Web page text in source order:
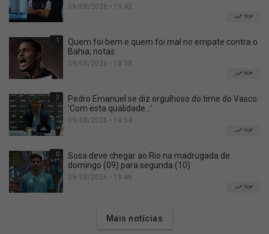
09/08/2026 • 19:42
TOP
1
Quem foi bem e quem foi mal no empate contra o
Bahia; notas
09/08/2026 • 18:38
TOP
2
Pedro Emanuel se diz orgulhoso do time do Vasco:
'Com esta qualidade...'
09/08/2026 • 18:54
TOP
0
Sosa deve chegar ao Rio na madrugada de
domingo (09) para segunda (10)
09/08/2026 • 19:46
TOP
Mais notícias